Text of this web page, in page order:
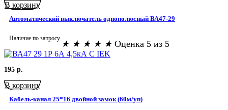
В корзину
Автоматический выключатель однополюсный ВА47-29
Наличие по запросу
★ ★ ★ ★ ★ Оценка 5 из 5
195 р.
В корзину
Кабель-канал 25*16 двойной замок (60м/уп)